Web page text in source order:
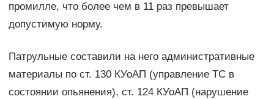
промилле, что более чем в 11 раз превышает
допустимую норму.
Патрульные составили на него административные
материалы по ст. 130 КУоАП (управление ТС в
состоянии опьянения), ст. 124 КУоАП (нарушение